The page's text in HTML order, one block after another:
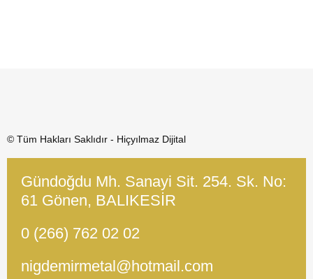
© Tüm Hakları Saklıdır - Hiçyılmaz Dijital
Gündoğdu Mh. Sanayi Sit. 254. Sk. No:
61 Gönen, BALIKESİR
0 (266) 762 02 02
nigdemirmetal@hotmail.com